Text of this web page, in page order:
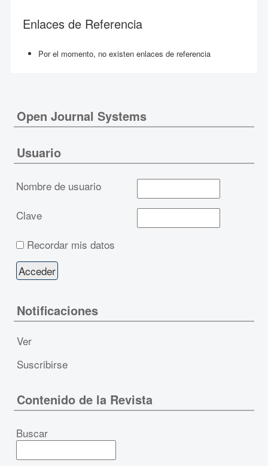
Enlaces de Referencia
Por el momento, no existen enlaces de referencia
Open Journal Systems
Usuario
Nombre de usuario
Clave
Recordar mis datos
Notificaciones
Ver
Suscribirse
Contenido de la Revista
Buscar